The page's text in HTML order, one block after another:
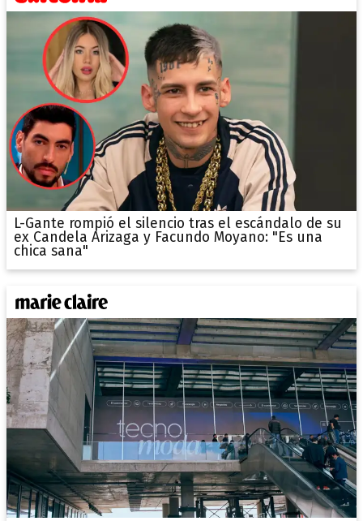
L-Gante rompió el silencio tras el escándalo de su
ex Candela Arizaga y Facundo Moyano: "Es una
chica sana"